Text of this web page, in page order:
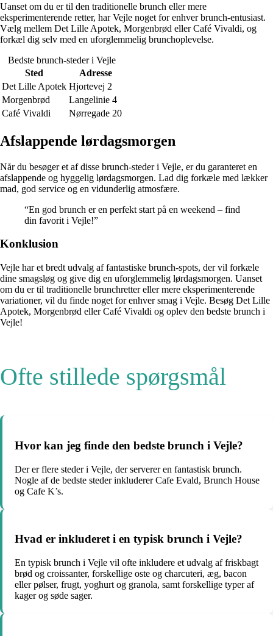
Uanset om du er til den traditionelle brunch eller mere
eksperimenterende retter, har Vejle noget for enhver brunch-entusiast.
Vælg mellem Det Lille Apotek, Morgenbrød eller Café Vivaldi, og
forkæl dig selv med en uforglemmelig brunchoplevelse.
Bedste brunch-steder i Vejle
Sted
Adresse
Det Lille Apotek Hjortevej 2
Morgenbrød
Langelinie 4
Café Vivaldi
Nørregade 20
Afslappende lørdagsmorgen
Når du besøger et af disse brunch-steder i Vejle, er du garanteret en
afslappende og hyggelig lørdagsmorgen. Lad dig forkæle med lækker
mad, god service og en vidunderlig atmosfære.
“En god brunch er en perfekt start på en weekend – find
din favorit i Vejle!”
Konklusion
Vejle har et bredt udvalg af fantastiske brunch-spots, der vil forkæle
dine smagsløg og give dig en uforglemmelig lørdagsmorgen. Uanset
om du er til traditionelle brunchretter eller mere eksperimenterende
variationer, vil du finde noget for enhver smag i Vejle. Besøg Det Lille
Apotek, Morgenbrød eller Café Vivaldi og oplev den bedste brunch i
Vejle!
Ofte stillede spørgsmål
Hvor kan jeg finde den bedste brunch i Vejle?
Der er flere steder i Vejle, der serverer en fantastisk brunch.
Nogle af de bedste steder inkluderer Cafe Evald, Brunch House
og Cafe K’s.
Hvad er inkluderet i en typisk brunch i Vejle?
En typisk brunch i Vejle vil ofte inkludere et udvalg af friskbagt
brød og croissanter, forskellige oste og charcuteri, æg, bacon
eller pølser, frugt, yoghurt og granola, samt forskellige typer af
kager og søde sager.